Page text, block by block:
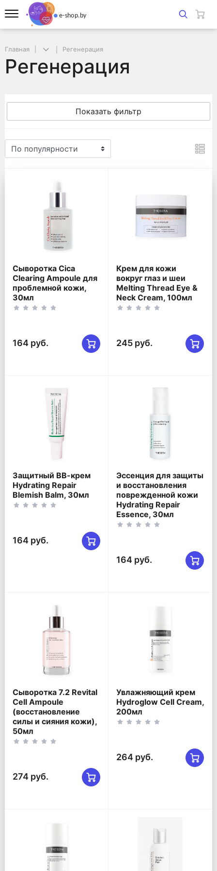
Главная Регенерация
Регенерация
Показать фильтр
Регенерация
Сыворотка Cica
Clearing Ampoule для
проблемной кожи,
30мл
164 руб.
Крем для кожи
вокруг глаз и шеи
Melting Thread Eye &
Neck Cream, 100мл
245 руб.
Защитный ВВ-крем
Hydrating Repair
Blemish Balm, 30мл
164 руб.
Эссенция для защиты
и восстановления
поврежденной кожи
Hydrating Repair
Essence, 30мл
164 руб.
Сыворотка 7.2 Revital
Cell Ampoule
(восстановление
силы и сияния кожи),
50мл
274 руб.
Увлажняющий крем
Hydroglow Cell Cream,
200мл
264 руб.